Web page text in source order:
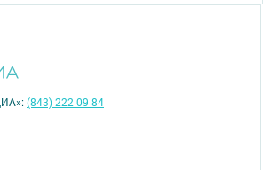
(843) 222 09 84